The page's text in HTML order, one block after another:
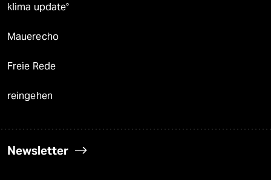
klima update°
Mauerecho
Freie Rede
reingehen
Newsletter